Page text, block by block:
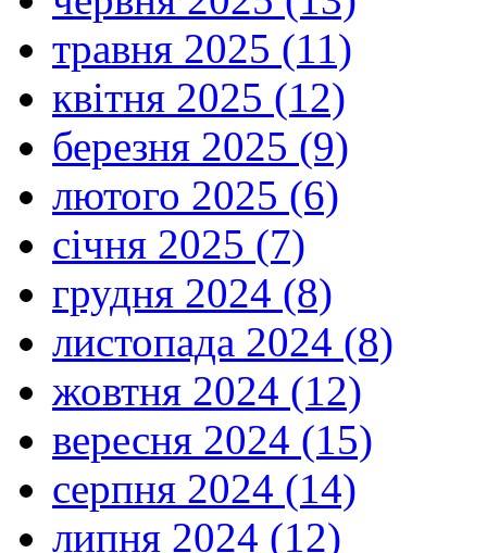
травня 2025 (11)
квітня 2025 (12)
березня 2025 (9)
лютого 2025 (6)
січня 2025 (7)
грудня 2024 (8)
листопада 2024 (8)
жовтня 2024 (12)
вересня 2024 (15)
серпня 2024 (14)
липня 2024 (12)